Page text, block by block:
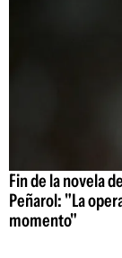
Fin de la novela
Peñarol: "La
momento"